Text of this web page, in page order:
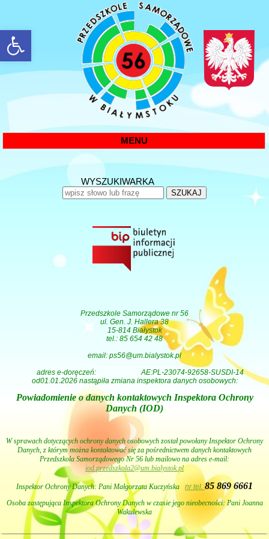
rozwiń/zwiń panel
MENU
WYSZUKIWARKA
SZUKAJ
Przedszkole Samorządowe nr 56
ul. Gen. J. Hallera 38
15-814 Białystok
tel.: 85 654 42 48
email: ps56@um.bialystok.pl
adres e-doręczeń:AE:PL-23074-92658-SUSDI-14
od01.01.2026 nastąpiła zmiana inspektora danych osobowych:
Powiadomienie o danych kontaktowych Inspektora Ochrony
Danych (IOD)
W sprawach dotyczących ochrony danych osobowych został powołany Inspektor Ochrony
Danych, z którym można kontaktować się za pośrednictwem danych kontaktowych
Przedszkola Samorządowego Nr 56 lub mailowo na adres e-mail:
iod.przedszkola2@um.bialystok.pl
Inspektor Ochrony Danych: Pani Małgorzata Kuczyńska nr tel. 85 869 6661
Osoba zastępująca Inspektora Ochrony Danych w czasie jego nieobecności: Pani Joanna
Wakulewska